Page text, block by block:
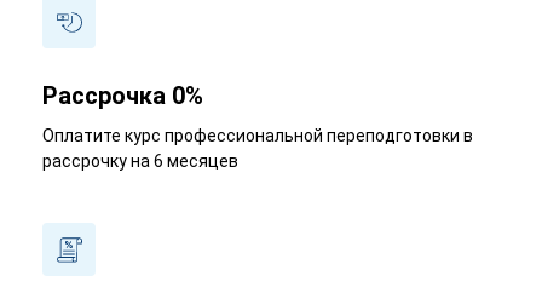
Рассрочка 0%
Оплатите курс профессиональной переподготовки в
рассрочку на 6 месяцев